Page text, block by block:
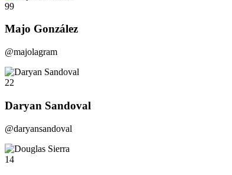
99
Majo González
@majolagram
22
Daryan Sandoval
@daryansandoval
14